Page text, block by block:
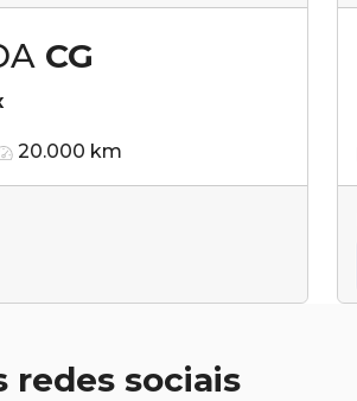
CG
20.000 km
redes sociais